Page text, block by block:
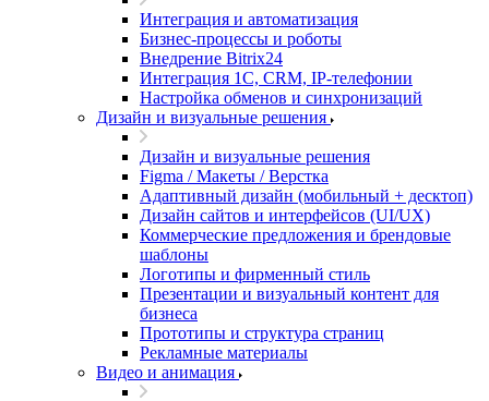
Интеграция и автоматизация
Бизнес-процессы и роботы
Внедрение Bitrix24
Интеграция 1С, CRM, IP-телефонии
Настройка обменов и синхронизаций
Дизайн и визуальные решения
Дизайн и визуальные решения
Figma / Макеты / Верстка
Адаптивный дизайн (мобильный + десктоп)
Дизайн сайтов и интерфейсов (UI/UX)
Коммерческие предложения и брендовые
шаблоны
Логотипы и фирменный стиль
Презентации и визуальный контент для
бизнеса
Прототипы и структура страниц
Рекламные материалы
Видео и анимация